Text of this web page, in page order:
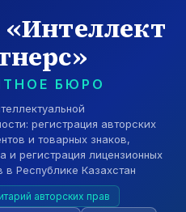
БЮРО
регистрация авторских
и товарных знаков,
и регистрация лицензионных
в Республике Казахстан
авторских прав